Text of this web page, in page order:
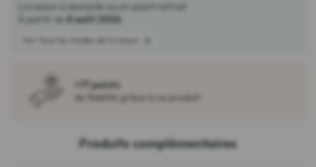
Livraison à domicile ou en point retrait
À partir du 8 août 2026
Voir tous les modes de livraison
+77 points
de fidélité grâce à ce produit
Produits complémentaires